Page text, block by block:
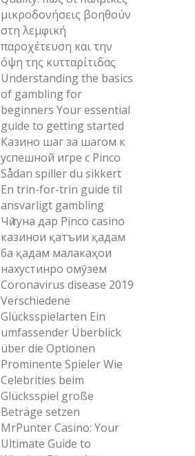
μικροδονήσεις βοηθούν
στη λεμφική
παροχέτευση και την
όψη της κυτταρίτιδας
Understanding the basics
of gambling for
beginners Your essential
guide to getting started
Казино шаг за шагом к
успешной игре с Pinco
Sådan spiller du sikkert
En trin-for-trin guide til
ansvarligt gambling
Чӣ гуна дар Pinco casino
казинои қатъии қадам
ба қадам малакаҳои
нахустинро омӯзем
Coronavirus disease 2019
Verschiedene
Glücksspielarten Ein
umfassender Überblick
über die Optionen
Prominente Spieler Wie
Celebrities beim
Glücksspiel große
Beträge setzen
MrPunter Casino: Your
Ultimate Guide to